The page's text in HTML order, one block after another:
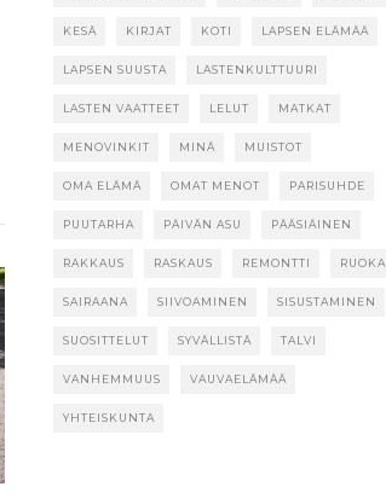
KESÄ KIRJAT KOTI LAPSEN ELÄMÄÄ
LAPSEN SUUSTA LASTENKULTTUURI
LASTEN VAATTEET LELUT MATKAT
MENOVINKIT MINÄ MUISTOT
OMA ELÄMÄ OMAT MENOT PARISUHDE
PUUTARHA PÄIVÄN ASU PÄÄSIÄINEN
RAKKAUS RASKAUS REMONTTI RUOKA
SAIRAANA SIIVOAMINEN SISUSTAMINEN
SUOSITTELUT SYVÄLLISTÄ TALVI
VANHEMMUUS VAUVAELÄMÄÄ
YHTEISKUNTA